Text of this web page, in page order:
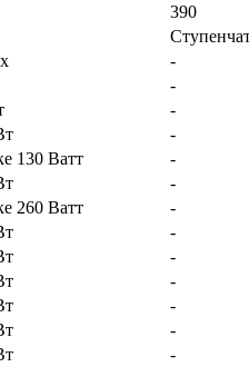
390
-
-
-
-
130 Ватт
-
-
260 Ватт
-
-
-
-
-
-
-